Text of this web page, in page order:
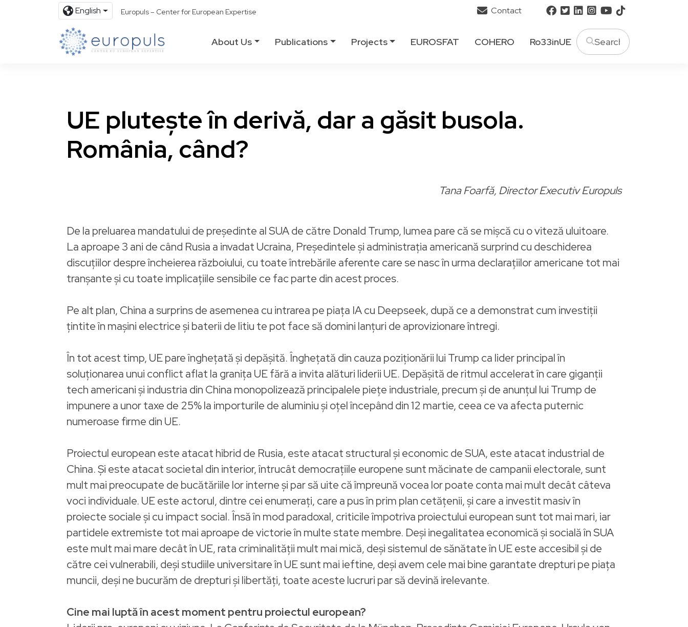
English Europuls – Center for European Expertise Contact
About Us Publications Projects EUROSFAT COHERO Ro33inUE
UE plutește în derivă, dar a găsit busola.
România, când?
Tana Foarfă, Director Executiv Europuls
De la preluarea mandatului de președinte al SUA de către Donald Trump, lumea pare că se mișcă cu o viteză uluitoare.
La aproape 3 ani de când Rusia a invadat Ucraina, Președintele și administrația americană surprind cu deschiderea
discuțiilor despre încheierea războiului, cu toate întrebările aferente care se nasc în urma declarațiilor americane tot mai
tranșante și cu toate implicațiile sensibile ce fac parte din acest proces.
Pe alt plan, China a surprins de asemenea cu intrarea pe piața IA cu Deepseek, după ce a demonstrat cum investiții
țintite în mașini electrice și baterii de litiu te pot face să domini lanțuri de aprovizionare întregi.
În tot acest timp, UE pare înghețată și depășită. Înghețată din cauza poziționării lui Trump ca lider principal în
soluționarea unui conflict aflat la granița UE fără a invita alături liderii UE. Depășită de ritmul accelerat în care giganții
tech americani și industria din China monopolizează principalele piețe industriale, precum și de anunțul lui Trump de
impunere a unor taxe de 25% la importurile de aluminiu și oțel începând din 12 martie, ceea ce va afecta puternic
numeroase firme din UE.
Proiectul european este atacat hibrid de Rusia, este atacat structural și economic de SUA, este atacat industrial de
China. Și este atacat societal din interior, întrucât democrațiile europene sunt măcinate de campanii electorale, sunt
mult mai preocupate de bucătăriile lor interne și par să uite că împreună vocea lor poate conta mai mult decât câteva
voci individuale. UE este actorul, dintre cei enumerați, care a pus în prim plan cetățenii, și care a investit masiv în
proiecte sociale și cu impact social. Însă în mod paradoxal, criticile împotriva proiectului european sunt tot mai mari, iar
partidele extremiste tot mai aproape de victorie în multe state membre. Deși inegalitatea economică și socială în SUA
este mult mai mare decât în UE, rata criminalității mult mai mică, deși sistemul de sănătate în UE este accesibil și de
către cei vulnerabili, deși studiile universitare în UE sunt mai ieftine, deși avem cele mai bine garantate drepturi pe piața
muncii, deși ne bucurăm de drepturi și libertăți, toate aceste lucruri par să devină irelevante.
Cine mai luptă în acest moment pentru proiectul european?